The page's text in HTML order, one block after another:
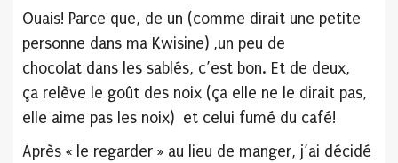
Ouais! Parce que, de un (comme dirait une petite
personne dans ma Kwisine) ,un peu de
chocolat dans les sablés, c’est bon. Et de deux,
ça relève le goût des noix (ça elle ne le dirait pas,
elle aime pas les noix) et celui fumé du café!
Après « le regarder » au lieu de manger, j’ai décidé